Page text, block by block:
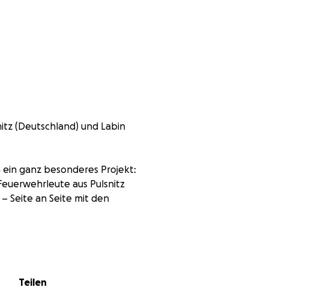
(Deutschland) und Labin
ein ganz besonderes Projekt:
aus Pulsnitz
Seite an Seite mit den
Teilen